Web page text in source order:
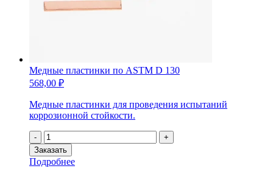
Медные пластинки по ASTM D 130
568,00 ₽
Медные пластинки для проведения испытаний
коррозионной стойкости.
-
Количество
товара
Медные
пластинки
+
Заказать
Подробнее